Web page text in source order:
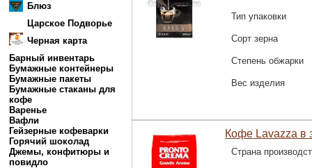
Блюз
Царское Подворье
Черная карта
Барный инвентарь
Бумажные контейнеры
Бумажные пакеты
Бумажные стаканы для
кофе
Варенье
Вафли
Гейзерные кофеварки
Горячий шоколад
Джемы, конфитюры и
повидло
Тип упаковки
Сорт зерна
Степень обжарки
Вес изделия
Кофе Lavazza в
Страна